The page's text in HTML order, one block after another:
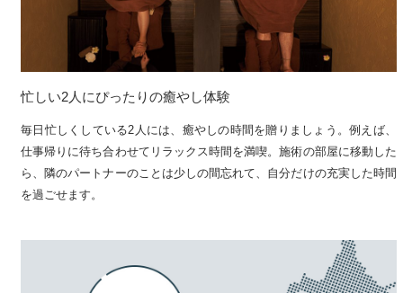
忙しい2人にぴったりの癒やし体験
毎日忙しくしている2人には、癒やしの時間を贈りましょう。例えば、
仕事帰りに待ち合わせてリラックス時間を満喫。施術の部屋に移動した
ら、隣のパートナーのことは少しの間忘れて、自分だけの充実した時間
を過ごせます。